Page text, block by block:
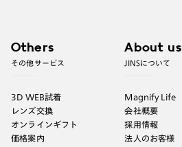
Others
その他サービス
3D WEB試着
レンズ交換
オンラインギフト
価格案内
About us
JINSについて
Magnify Life
会社概要
採用情報
法人のお客様